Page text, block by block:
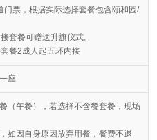
门票，根据实际选择套餐包含颐和园/
套餐可赠送升旗仪式。
餐2成人起五环内接
座
（午餐），若选择不含餐套餐，现场
如因自身原因放弃用餐，餐费不退